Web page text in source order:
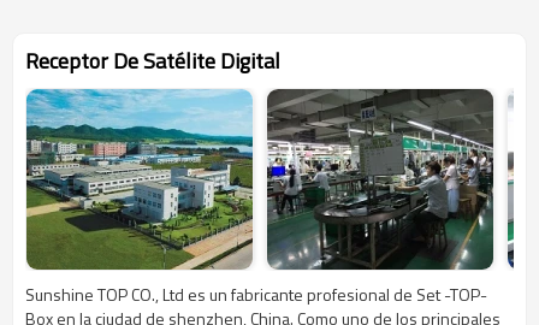
Receptor De Satélite Digital
Sunshine TOP CO., Ltd es un fabricante profesional de Set -TOP-
Box en la ciudad de shenzhen, China. Como uno de los principales